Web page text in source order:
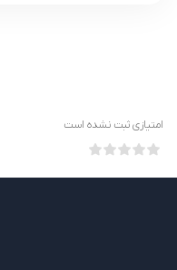
امتیازی ثبت نشده است